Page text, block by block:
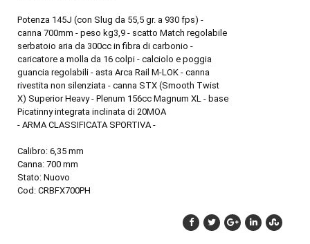
Potenza 145J (con Slug da 55,5 gr. a 930 fps) -
canna 700mm - peso kg3,9 - scatto Match regolabile
serbatoio aria da 300cc in fibra di carbonio -
caricatore a molla da 16 colpi - calciolo e poggia
guancia regolabili - asta Arca Rail M-LOK - canna
rivestita non silenziata - canna STX (Smooth Twist
X) Superior Heavy - Plenum 156cc Magnum XL - base
Picatinny integrata inclinata di 20MOA
- ARMA CLASSIFICATA SPORTIVA -
Calibro: 6,35 mm
Canna: 700 mm
Stato: Nuovo
Cod: CRBFX700PH